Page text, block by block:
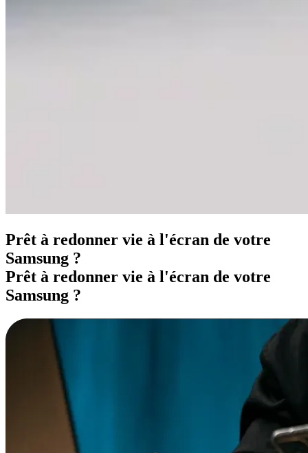
Prêt à redonner vie à l'écran de votre
Samsung ?
Prêt à redonner vie à l'écran de votre
Samsung ?